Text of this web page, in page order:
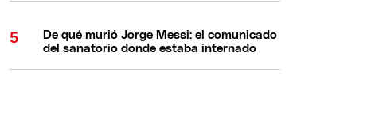
De qué murió Jorge Messi: el comunicado
del sanatorio donde estaba internado